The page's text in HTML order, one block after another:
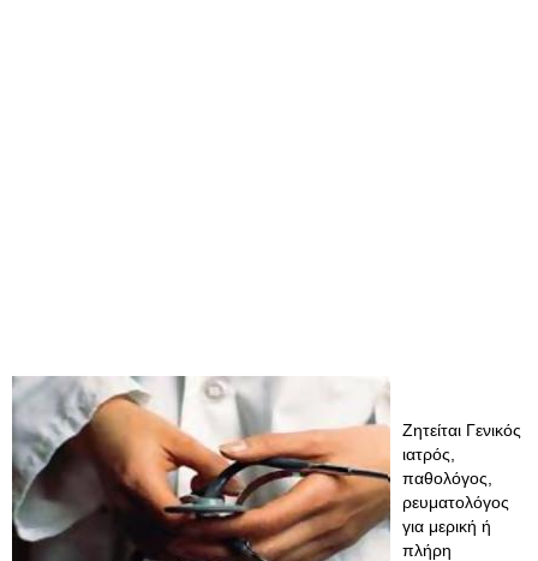
Ζητείται Γενικός
ιατρός,
παθολόγος,
ρευματολόγος
για μερική ή
πλήρη